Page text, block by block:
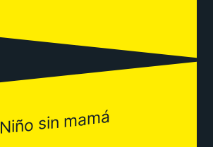
Niño sin mamá